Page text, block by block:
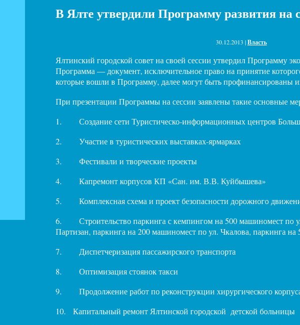
В Ялте утвердили Программу развития на
30.12.2013 |Власть
Ялтинский городской совет на своей сессии утвердил Программу
Программа — документ, исключительное право на принятие
которые вошли в Программу, далее могут быть профинансированы
При презентации Программы на сессии заявлены такие основные
1.
Создание сети Туристическо-информационных центров
2.
Участие в туристических выставках-ярмарках
3.
Фестивали и творческие проекты
4.
Капремонт корпусов КП «Сан. им. В.В. Куйбышева»
5.
Комплексная схема и проект безопасности дорожного
6.
Строительство паркинга с кемпингом на 500 машиномест
Партизан, паркинга на 200 машиномест по ул. Чкалова, паркинга
7.
Диспетчеризация пассажирского транспорта
8.
Оптимизация стоянок такси
9.
Продолжение работ по реконструкции хирургического
10.
Капитальный ремонт Ялтинской городской детской больницы